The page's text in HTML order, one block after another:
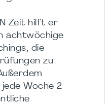
Zeit hilft er
achtwöchige
die
zu
Woche 2